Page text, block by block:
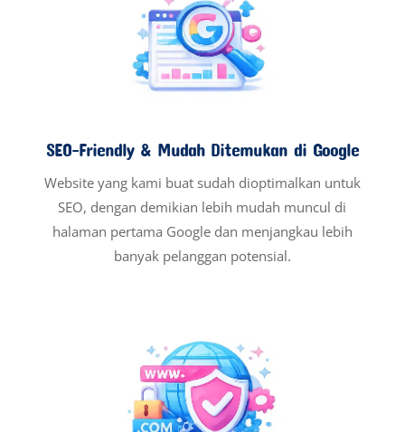
SEO-Friendly & Mudah Ditemukan di Google
Website yang kami buat sudah dioptimalkan untuk
SEO, dengan demikian lebih mudah muncul di
halaman pertama Google dan menjangkau lebih
banyak pelanggan potensial.